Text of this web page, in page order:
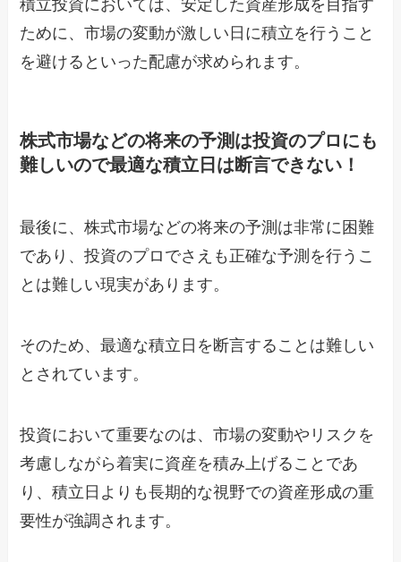
積立投資においては、安定した資産形成を目指す
ために、市場の変動が激しい日に積立を行うこと
を避けるといった配慮が求められます。
株式市場などの将来の予測は投資のプロにも
難しいので最適な積立日は断言できない！
最後に、株式市場などの将来の予測は非常に困難
であり、投資のプロでさえも正確な予測を行うこ
とは難しい現実があります。
そのため、最適な積立日を断言することは難しい
とされています。
投資において重要なのは、市場の変動やリスクを
考慮しながら着実に資産を積み上げることであ
り、積立日よりも長期的な視野での資産形成の重
要性が強調されます。